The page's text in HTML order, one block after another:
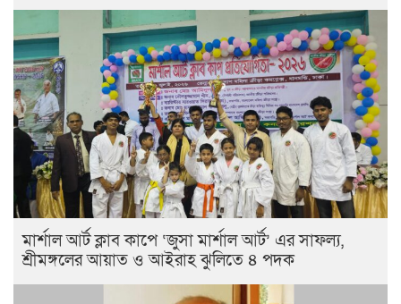
মার্শাল আর্ট ক্লাব কাপে ‘জুসা মার্শাল আর্ট’ এর সাফল্য,
শ্রীমঙ্গলের আয়াত ও আইরাহ ঝুলিতে ৪ পদক